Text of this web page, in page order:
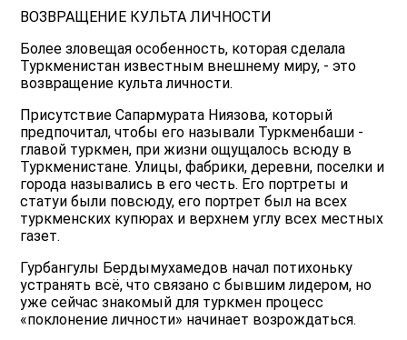
ВОЗВРАЩЕНИЕ КУЛЬТА ЛИЧНОСТИ
Более зловещая особенность, которая сделала
Туркменистан известным внешнему миру, - это
возвращение культа личности.
Присутствие Сапармурата Ниязова, который
предпочитал, чтобы его называли Туркменбаши -
главой туркмен, при жизни ощущалось всюду в
Туркменистане. Улицы, фабрики, деревни, поселки и
города назывались в его честь. Его портреты и
статуи были повсюду, его портрет был на всех
туркменских купюрах и верхнем углу всех местных
газет.
Гурбангулы Бердымухамедов начал потихоньку
устранять всё, что связано с бывшим лидером, но
уже сейчас знакомый для туркмен процесс
«поклонение личности» начинает возрождаться.